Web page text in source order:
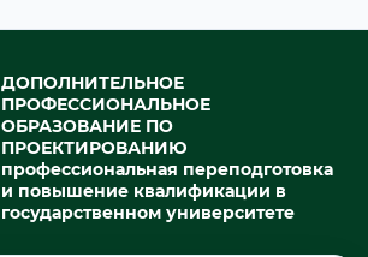
ДОПОЛНИТЕЛЬНОЕ
ПРОФЕССИОНАЛЬНОЕ
ОБРАЗОВАНИЕ ПО
ПРОЕКТИРОВАНИЮ
профессиональная переподготовка
и повышение квалификации в
государственном университете